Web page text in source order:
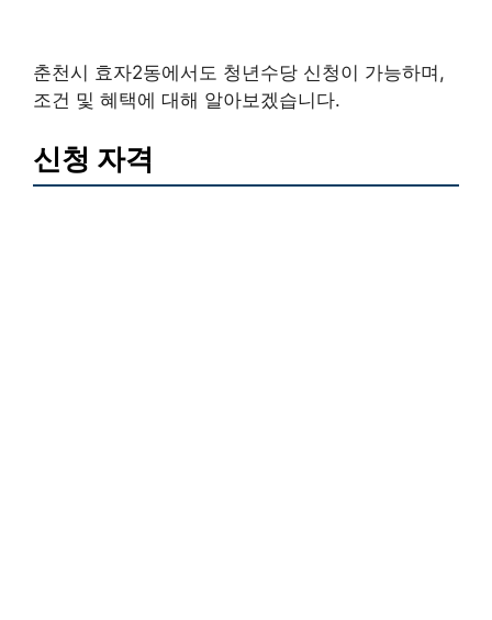
춘천시 효자2동에서도 청년수당 신청이 가능하며,
조건 및 혜택에 대해 알아보겠습니다.
신청 자격